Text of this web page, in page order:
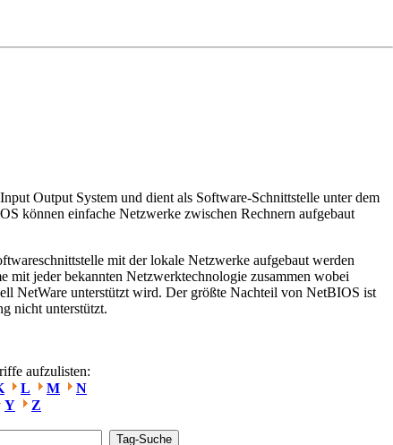
Input Output System und dient als Software-Schnittstelle unter dem
können einfache Netzwerke zwischen Rechnern aufgebaut
mit der lokale Netzwerke aufgebaut werden
mit jeder bekannten Netzwerktechnologie zusammen wobei
NetWare unterstützt wird. Der größte Nachteil von NetBIOS ist
nicht unterstützt.
aufzulisten:
L M
N
Y Z